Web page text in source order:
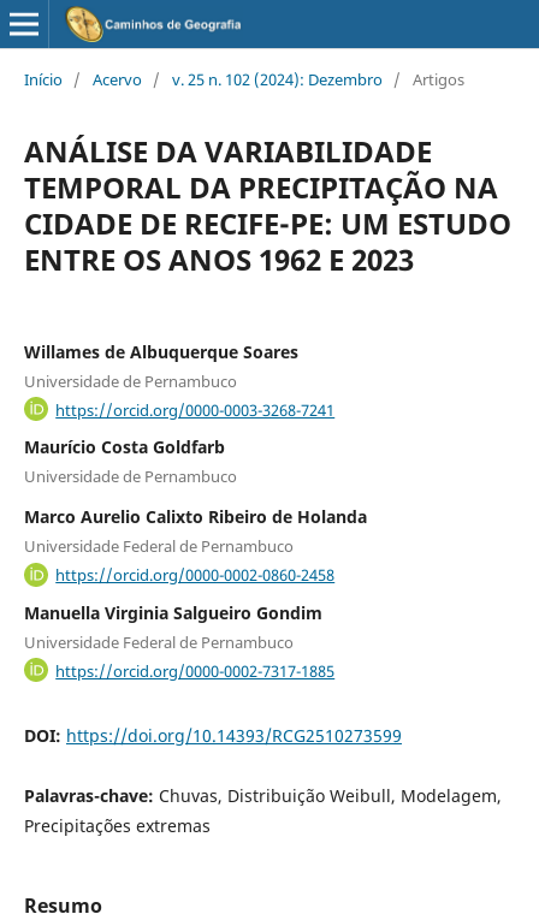
Início / Acervo / v. 25 n. 102 (2024): Dezembro / Artigos
ANÁLISE DA VARIABILIDADE
TEMPORAL DA PRECIPITAÇÃO NA
CIDADE DE RECIFE-PE: UM ESTUDO
ENTRE OS ANOS 1962 E 2023
Willames de Albuquerque Soares
Universidade de Pernambuco
https://orcid.org/0000-0003-3268-7241
Maurício Costa Goldfarb
Universidade de Pernambuco
Marco Aurelio Calixto Ribeiro de Holanda
Universidade Federal de Pernambuco
https://orcid.org/0000-0002-0860-2458
Manuella Virginia Salgueiro Gondim
Universidade Federal de Pernambuco
https://orcid.org/0000-0002-7317-1885
DOI: https://doi.org/10.14393/RCG2510273599
Palavras-chave: Chuvas, Distribuição Weibull, Modelagem,
Precipitações extremas
Resumo